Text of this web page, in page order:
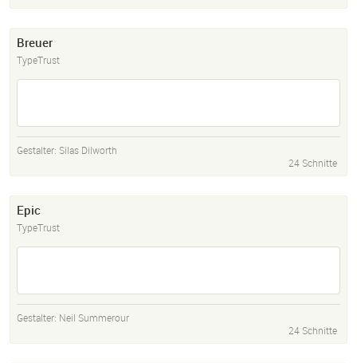
Breuer
TypeTrust
Gestalter: Silas Dilworth
24 Schnitte
Epic
TypeTrust
Gestalter: Neil Summerour
24 Schnitte